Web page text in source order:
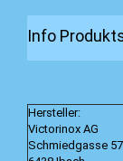
Info
Hersteller:
Victorinox AG
Schmiedgasse 57